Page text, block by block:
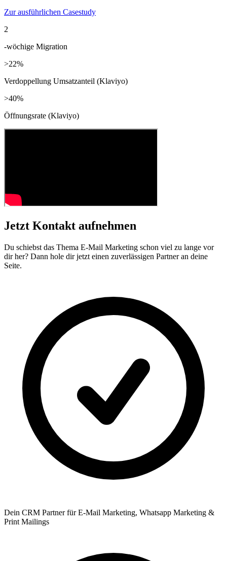
Zur ausführlichen Casestudy
2
-wöchige Migration
>22%
Verdoppellung Umsatzanteil (Klaviyo)
>40%
Öffnungsrate (Klaviyo)
Jetzt Kontakt aufnehmen
Du schiebst das Thema E-Mail Marketing schon viel zu lange vor
dir her? Dann hole dir jetzt einen zuverlässigen Partner an deine
Seite.
Dein CRM Partner für E-Mail Marketing, Whatsapp Marketing &
Print Mailings